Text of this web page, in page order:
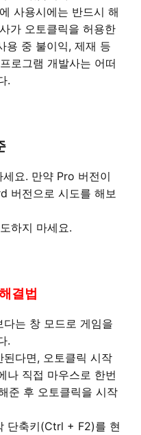
사용시에는 반드시 해
가 오토클릭을 허용한
용 중 불이익, 제재 등
로그램 개발사는 어떠
.
요. 만약 Pro 버전이
버전으로 시도를 해보
하지 마세요.
결법
는 창 모드로 게임을
.
다면, 오토클릭 시작
나 직접 마우스로 한번
준 후 오토클릭을 시작
단축키(Ctrl + F2)를 현